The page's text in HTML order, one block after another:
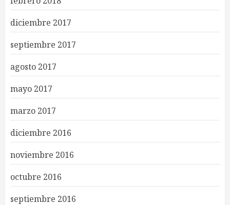
diciembre 2017
septiembre 2017
agosto 2017
mayo 2017
marzo 2017
diciembre 2016
noviembre 2016
octubre 2016
septiembre 2016